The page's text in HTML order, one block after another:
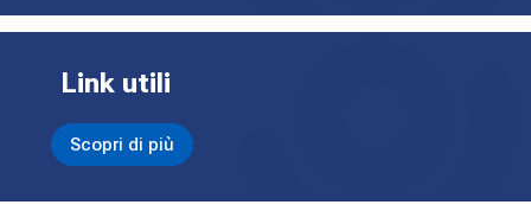
Link utili
Scopri di più